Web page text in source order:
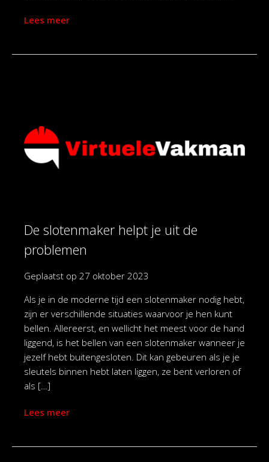
Lees meer
De slotenmaker helpt je uit de
problemen
Geplaatst op 27 oktober 2023
Als je in de moderne tijd een slotenmaker nodig hebt,
zijn er verschillende situaties waarvoor je hen kunt
bellen. Allereerst, en wellicht het meest voor de hand
liggend, is het bellen van een slotenmaker wanneer je
jezelf hebt buitengesloten. Dit kan gebeuren als je je
sleutels binnen hebt laten liggen, ze bent verloren of
als […]
Lees meer